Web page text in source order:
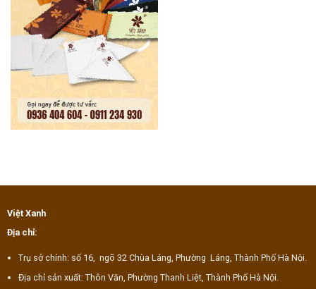
Việt Xanh
Địa chỉ:
Trụ sở chính: số 16, ngõ 32 Chùa Láng, Phường Láng, Thành Phố Hà Nội.
Địa chỉ sản xuất: Thôn Văn, Phường Thanh Liệt, Thành Phố Hà Nội.